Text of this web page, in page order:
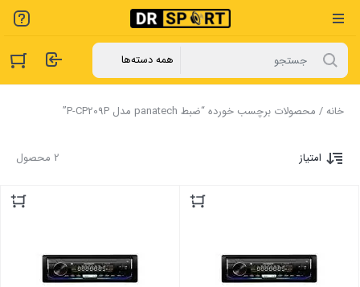
خانه/ محصولات برچسب خورده “ضبط panatech مدل P-CP209P”
2 محصول امتیاز